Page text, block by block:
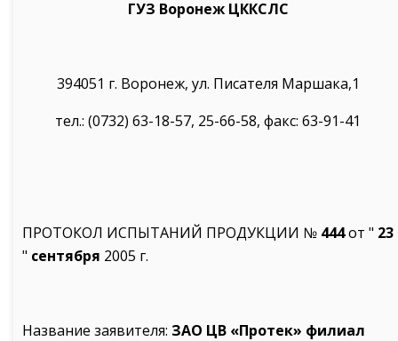
ГУЗ Воронеж ЦККСЛС
394051 г. Воронеж, ул. Писателя Маршака,1
тел.: (0732) 63-18-57, 25-66-58, факс: 63-91-41
ПРОТОКОЛ ИCПЫТАНИЙ ПРОДУКЦИИ № 444от " 23
" сентября 2005 г.
Название заявителя: ЗАО ЦВ «Протек» филиал